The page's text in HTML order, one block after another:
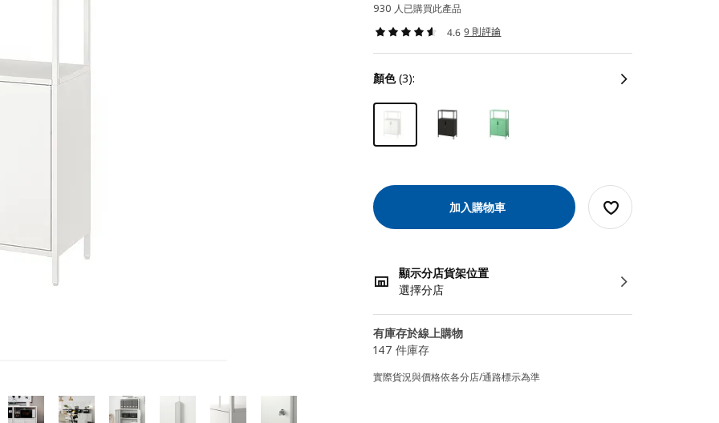
930 人已購買此產品
4.6 9 則評論
顏色(3):
加入購物車
顯示分店貨架位置
選擇分店
有庫存於線上購物
147 件庫存
實際貨況與價格依各分店/通路標示為準